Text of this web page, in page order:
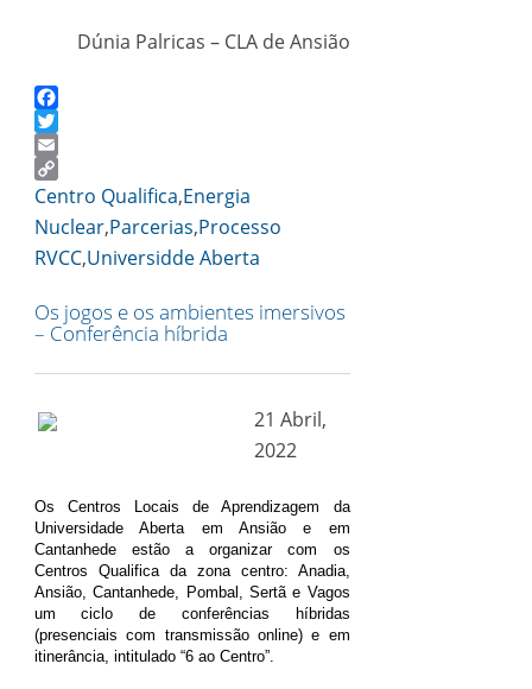
Dúnia Palricas – CLA de Ansião
Facebook
Twitter
Email
Copy
Link
Centro Qualifica,Energia
Nuclear,Parcerias,Processo
RVCC,Universidde Aberta
Os jogos e os ambientes imersivos
– Conferência híbrida
21 Abril,
2022
Os Centros Locais de Aprendizagem da
Universidade Aberta em Ansião e em
Cantanhede estão a organizar com os
Centros Qualifica da zona centro: Anadia,
Ansião, Cantanhede, Pombal, Sertã e Vagos
um ciclo de conferências híbridas
(presenciais com transmissão online) e em
itinerância, intitulado “6 ao Centro”.